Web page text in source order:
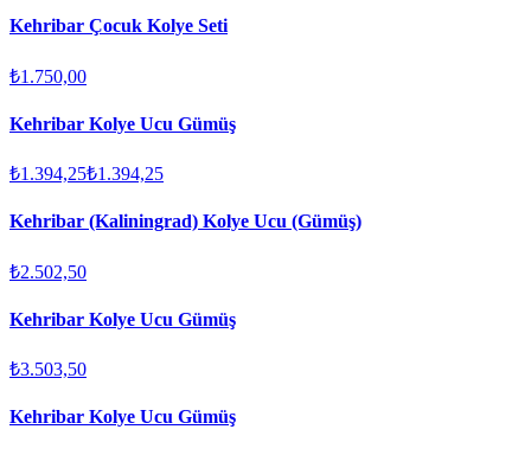
Kehribar Çocuk Kolye Seti
₺1.750,00
Kehribar Kolye Ucu Gümüş
₺1.394,25₺1.394,25
Kehribar (Kaliningrad) Kolye Ucu (Gümüş)
₺2.502,50
Kehribar Kolye Ucu Gümüş
₺3.503,50
Kehribar Kolye Ucu Gümüş